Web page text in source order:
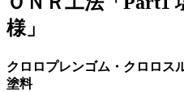
様」
クロロプレンゴム・クロロス
塗料